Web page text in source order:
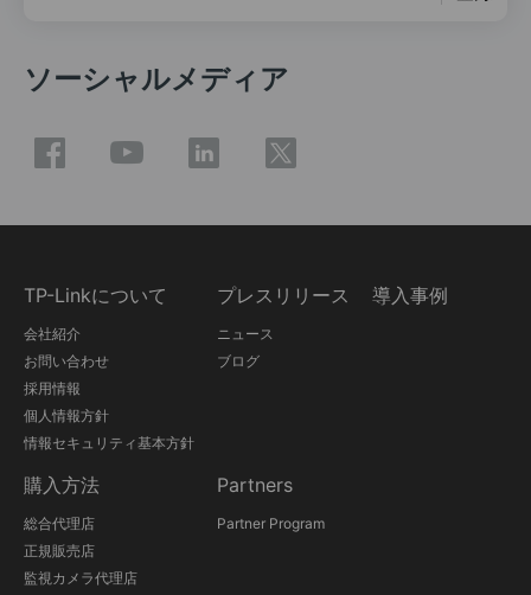
ソーシャルメディア
TP-Linkについて
会社紹介
お問い合わせ
採用情報
個人情報方針
情報セキュリティ基本方針
プレスリリース
ニュース
ブログ
導入事例
購入方法
総合代理店
正規販売店
監視カメラ代理店
Partners
Partner Program